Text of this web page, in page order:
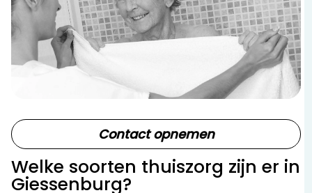
Contact opnemen
Welke soorten thuiszorg zijn er in
Giessenburg?